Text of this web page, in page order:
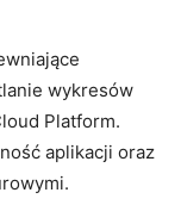
⁢wykresów
Platform.
⁢aplikacji oraz‌